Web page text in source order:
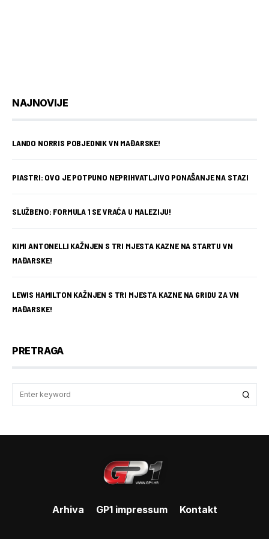
NAJNOVIJE
LANDO NORRIS POBJEDNIK VN MAĐARSKE!
PIASTRI: OVO JE POTPUNO NEPRIHVATLJIVO PONAŠANJE NA STAZI
SLUŽBENO: FORMULA 1 SE VRAĆA U MALEZIJU!
KIMI ANTONELLI KAŽNJEN S TRI MJESTA KAZNE NA STARTU VN
MAĐARSKE!
LEWIS HAMILTON KAŽNJEN S TRI MJESTA KAZNE NA GRIDU ZA VN
MAĐARSKE!
PRETRAGA
Arhiva GP1 impressum Kontakt